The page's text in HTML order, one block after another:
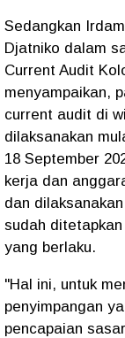
Sedangkan
Djatniko dalam
Current Audit
menyampaikan,
current audit di
dilaksanakan
18 September
kerja dan
dan
sudah
yang berlaku.
"Hal ini, untuk
penyimpangan
pencapaian